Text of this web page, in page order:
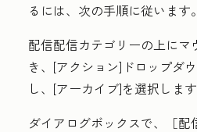
るには、次の手順に従います。
配信配信カテゴリーの上にマ
き、[アクション]ドロップダ
し、[アーカイブ]を選択します
ダイアログボックスで、［配